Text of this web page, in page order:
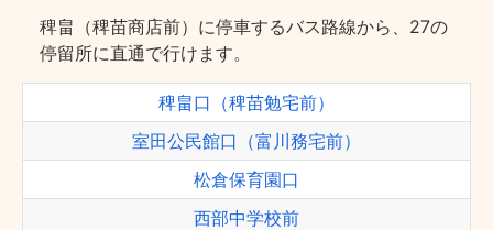
稗畠（稗苗商店前）に停車するバス路線から、27の
停留所に直通で行けます。
稗畠口（稗苗勉宅前）
室田公民館口（富川務宅前）
松倉保育園口
西部中学校前